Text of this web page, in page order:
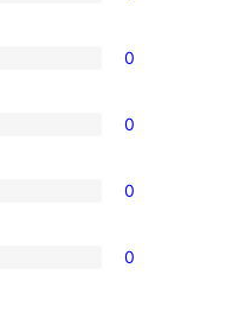
0
0
0
0